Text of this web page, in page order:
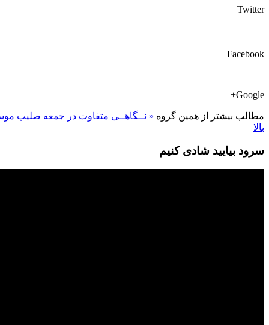
Twitter
Facebook
Google+
مطالب بیشتر از همین گروه « نــگاهــی متفاوت در جمعه صلیب
بالا
سرود بیایید شادی کنیم